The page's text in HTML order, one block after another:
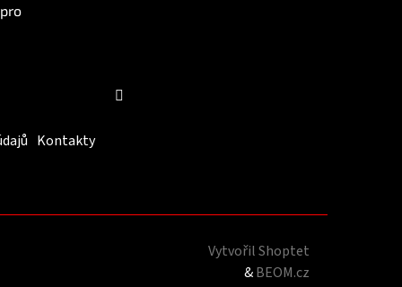
Kontakty
Vytvořil Shoptet
&BEOM.cz